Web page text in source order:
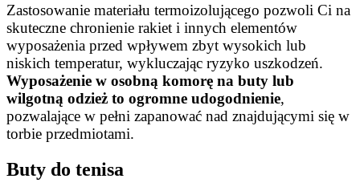
Zastosowanie materiału termoizolującego pozwoli Ci na
skuteczne chronienie rakiet i innych elementów
wyposażenia przed wpływem zbyt wysokich lub
niskich temperatur, wykluczając ryzyko uszkodzeń.
Wyposażenie w osobną komorę na buty lub
wilgotną odzież to ogromne udogodnienie,
pozwalające w pełni zapanować nad znajdującymi się w
torbie przedmiotami.
Buty do tenisa